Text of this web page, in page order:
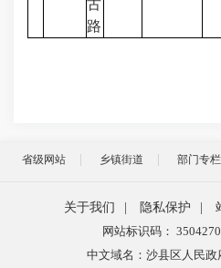
古
路
省级网站 乡镇街道 部门专栏
关于我们 隐私保护
网站标识码：
中文域名：沙县区人民政